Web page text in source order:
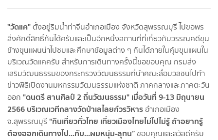
"วัดแค"ตั้งอยู่ริมน้ำท่าจีนอำเภอเมือง จังหวัดสุพรรณบุรี ไปขอพร
สิ่งศักดิ์สิทธิ์กันได้ครับและเป็นอีกหนึ่งสถานที่ที่เกี่ยวกับวรรณคดีขุน
ช้างขุนแผนน่าไปชมและศึกษาข้อมูลต่าง ๆ กันได้ภายในคุ้มขุนแผนใน
บริเวณวัดแคครับ สำหรับการเดินทางครั้งนี้ขอขอบคุณ กรมส่ง
เสริมวัฒนธรรมของกระทรวงวัฒนธรรมที่นำคณะสื่อมวลชนไปทำ
ข่าวพิธิเปิดงานมหกรรมวัฒนธรรมแห่งชาติ ภาคกลางและภาคตะวัน
ออก "ดนตรี สานศิลป์ 2 ถิ่นวัฒนธรรม" เมื่อวันที่ 9-13 มิถุนายน
2566 บริเวณเวทีกลางวัดป่าเลไลยก์วรวิหารอำเภอเมือง
จ.สุพรรณบุรี "กินเที่ยวทั่วไทย เที่ยวเมืองไทยไม่ไปไม่รู้ ถ้าอยากรู้
ต้องออกเดินทางไป...กับ...ผมหนุ่ม-สุทน” ขอบคุณและสวัสดีครับ